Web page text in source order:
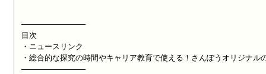
────────────
目次
・ニュースリンク
・総合的な探究の時間やキャリア教育で使える！さんぽうオリジナル
────────────